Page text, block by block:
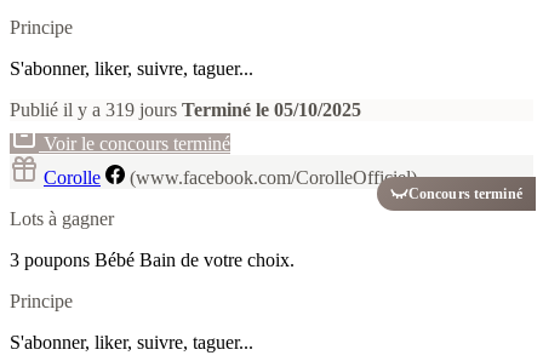
Principe
S'abonner, liker, suivre, taguer...
Publié il y a 319 jours Terminé le 05/10/2025
Voir le concours terminé
Concours terminé
Corolle
(www.facebook.com/CorolleOfficiel)
Lots à gagner
3 poupons Bébé Bain de votre choix.
Principe
S'abonner, liker, suivre, taguer...